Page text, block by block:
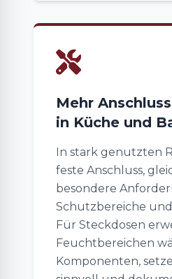
Mehr
in Küche und
In stark genutzten
feste Anschluss,
besondere
Schutzbereiche
Für Steckdosen
Feuchtbereichen
Komponenten,